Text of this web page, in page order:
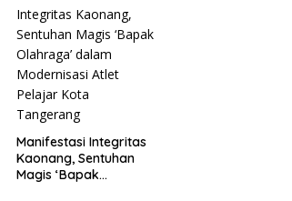
Manifestasi Integritas
Kaonang, Sentuhan
Magis ‘Bapak